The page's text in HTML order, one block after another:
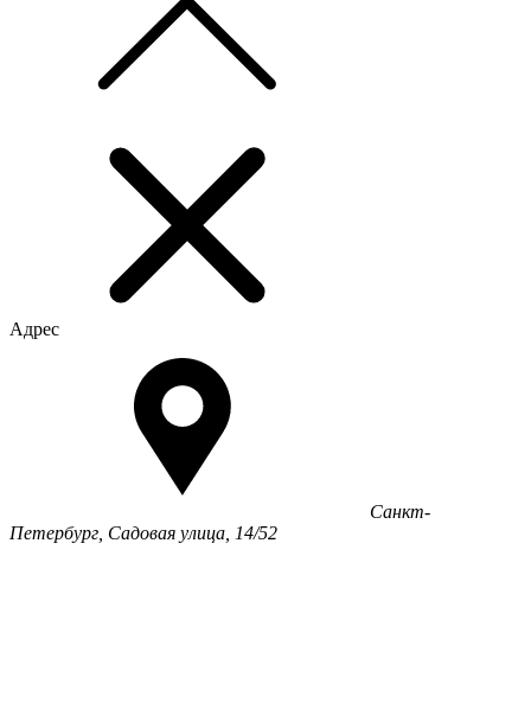
Адрес
Санкт-
Петербург, Садовая улица, 14/52